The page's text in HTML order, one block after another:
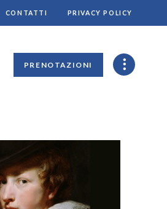
CONTATTI PRIVACY POLICY
PRENOTAZIONI